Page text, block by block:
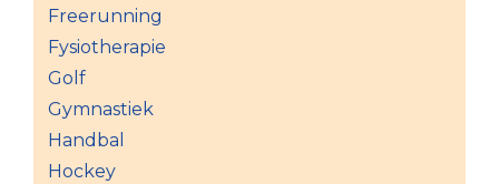
Freerunning
Fysiotherapie
Golf
Gymnastiek
Handbal
Hockey